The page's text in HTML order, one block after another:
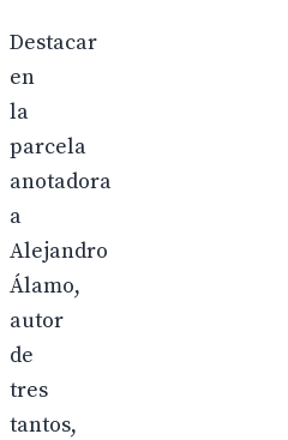
Destacar
en
la
parcela
anotadora
a
Alejandro
Álamo,
autor
de
tres
tantos,